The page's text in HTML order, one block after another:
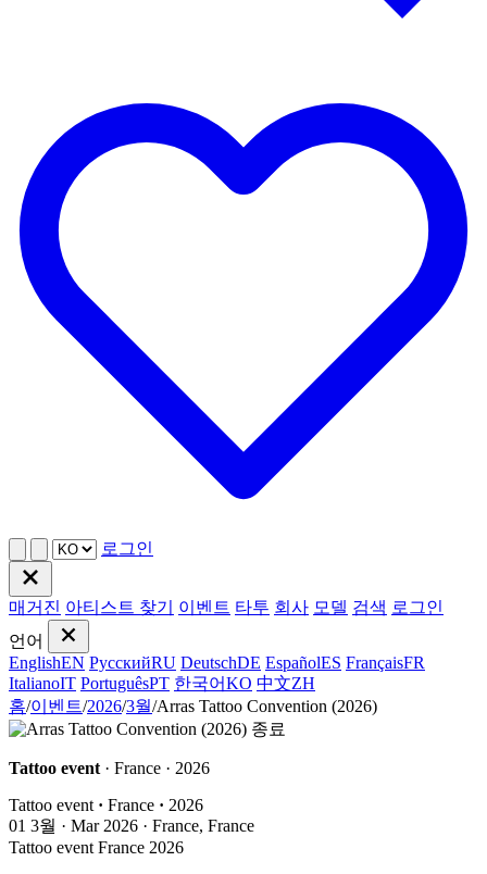
로그인
매거진 아티스트 찾기 이벤트 타투 회사 모델 검색 로그인
언어
EnglishEN РусскийRU DeutschDE EspañolES FrançaisFR
ItalianoIT PortuguêsPT 한국어KO 中文ZH
홈/이벤트/2026/3월/Arras Tattoo Convention (2026)
종료
Tattoo event · France · 2026
Tattoo event · France · 2026
01 3월 · Mar 2026 · France, France
Tattoo event France 2026